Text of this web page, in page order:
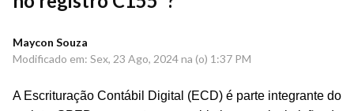
Maycon Souza
Modificado em: Sex, 23 Ago, 2024 na (o) 1:37 PM
A Escrituração Contábil Digital (ECD) é parte integrante do